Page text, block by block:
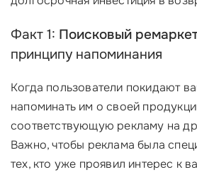
Факт 1: Поисковый
принципу напоминания
Когда пользователи покидают
напоминать им о своей
соответствующую рекламу на
Важно, чтобы реклама была
тех, кто уже проявил интерес к